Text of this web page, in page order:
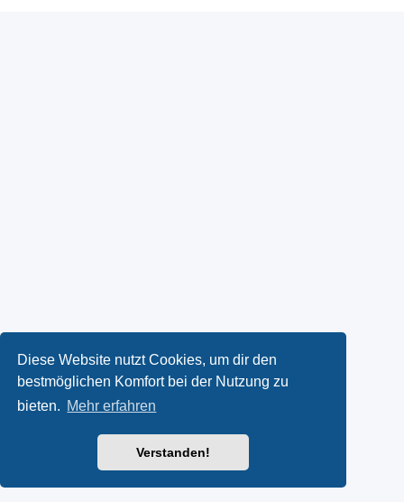
Diese Website nutzt Cookies, um dir den
bestmöglichen Komfort bei der Nutzung zu
bieten. Mehr erfahren
Verstanden!